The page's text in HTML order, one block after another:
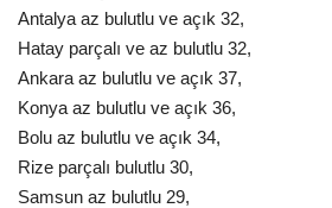
Antalya az bulutlu ve açık 32,
Hatay parçalı ve az bulutlu 32,
Ankara az bulutlu ve açık 37,
Konya az bulutlu ve açık 36,
Bolu az bulutlu ve açık 34,
Rize parçalı bulutlu 30,
Samsun az bulutlu 29,